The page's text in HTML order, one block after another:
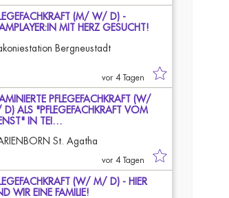
(M/ W/ D) -
MIT HERZ GESUCHT!
Bergneustadt
vor 4 Tagen
PFLEGEFACHKRAFT (W/
ALS "PFLEGEFACHKRAFT VOM
IN TEI…
St. Agatha
vor 4 Tagen
(W/ M/ D) - HIER
WIR EINE FAMILIE!